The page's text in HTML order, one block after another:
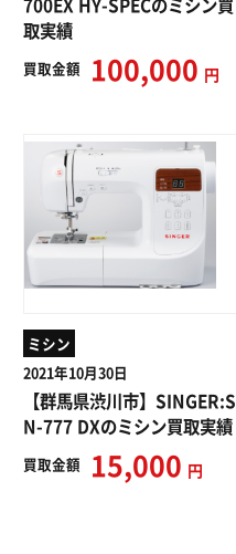
取実績
買取金額 100,000 円
ミシン
2021年10月30日
【群馬県渋川市】SINGER:S
N-777 DXのミシン買取実績
買取金額 15,000 円